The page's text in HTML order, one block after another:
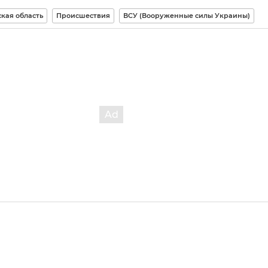
область Происшествия ВСУ (Вооруженные силы Украины)